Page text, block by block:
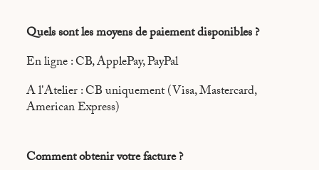
Quels sont les moyens de paiement disponibles ?
En ligne : CB, ApplePay, PayPal
A l'Atelier : CB uniquement (Visa, Mastercard,
American Express)
Comment obtenir votre facture ?